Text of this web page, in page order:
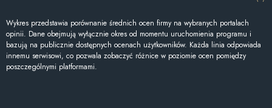
Wykres przedstawia porównanie średnich ocen firmy na wybranych portalach
opinii. Dane obejmują wyłącznie okres od momentu uruchomienia programu i
bazują na publicznie dostępnych ocenach użytkowników. Każda linia odpowiada
innemu serwisowi, co pozwala zobaczyć różnice w poziomie ocen pomiędzy
poszczególnymi platformami.